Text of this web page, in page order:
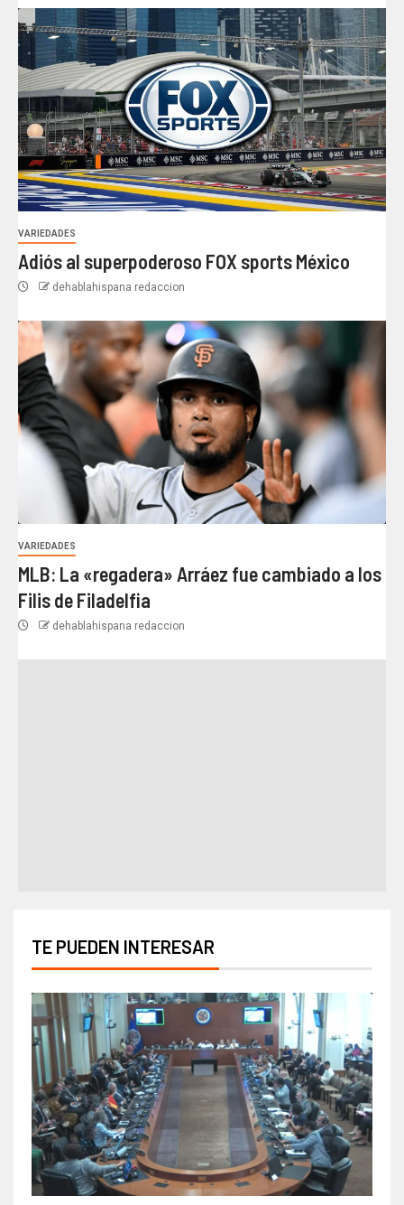
VARIEDADES
Adiós al superpoderoso FOX sports México
dehablahispana redaccion
VARIEDADES
MLB: La «regadera» Arráez fue cambiado a los
Filis de Filadelfia
dehablahispana redaccion
TE PUEDEN INTERESAR